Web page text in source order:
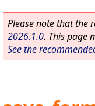
Please note that the
2026.1.0. This page
See the